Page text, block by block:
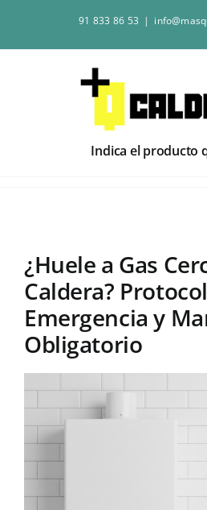
contenido
91 833 86 53 |
Indica el producto
¿Huele a Gas
Caldera?
Emergencia y
Obligatorio